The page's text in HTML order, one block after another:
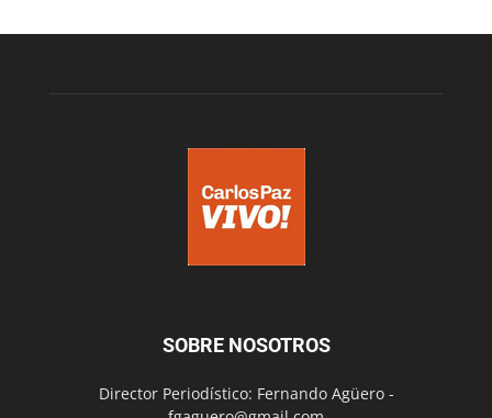
SOBRE NOSOTROS
Director Periodístico: Fernando Agüero -